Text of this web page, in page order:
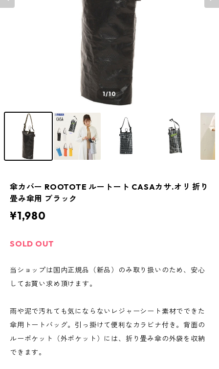
1/10
傘カバー ROOTOTE ルートート CASAカサ.オリ 折り
畳み傘用 ブラック
¥1,980
SOLD OUT
当ショップは国内正規品（新品）のみ取り扱いのため、安心
してお買い求め頂けます。
雨や泥で汚れても気にならないレジャーシート素材でできた
傘用トートバッグ。引っ掛けて便利なカラビナ付き。背面の
ルーポケット（外ポケット）には、折り畳み傘の外袋を収納
できます。